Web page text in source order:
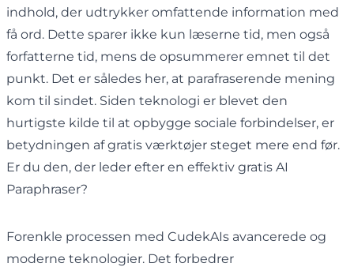
indhold, der udtrykker omfattende information med
få ord. Dette sparer ikke kun læserne tid, men også
forfatterne tid, mens de opsummerer emnet til det
punkt. Det er således her, at parafraserende mening
kom til sindet. Siden teknologi er blevet den
hurtigste kilde til at opbygge sociale forbindelser, er
betydningen af ​​gratis værktøjer steget mere end før.
Er du den, der leder efter en effektiv gratis AI
Paraphraser?
Forenkle processen med CudekAIs avancerede og
moderne teknologier. Det forbedrer